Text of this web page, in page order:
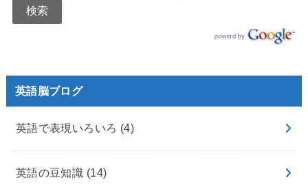
英語脳ブログ
英語で表現いろいろ (4)
英語の豆知識 (14)